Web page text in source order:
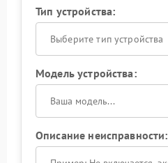
Тип устройства:
Выберите тип устройства
Модель устройства:
Описание неисправности: